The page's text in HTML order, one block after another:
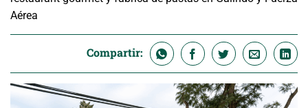
Aérea
Compartir: